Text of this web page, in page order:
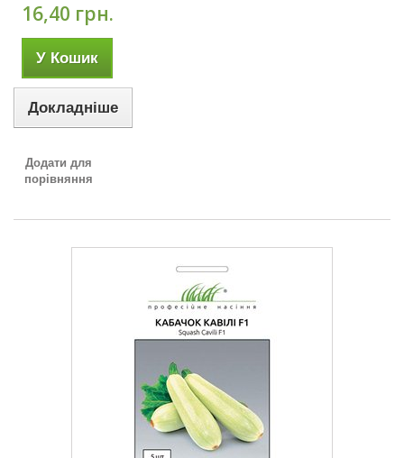
16,40 грн.
У Кошик
Докладніше
Додати для
порівняння